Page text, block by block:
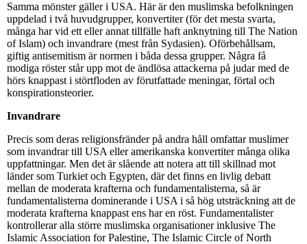
Samma mönster gäller i USA. Här är den muslimska befolkningen
uppdelad i två huvudgrupper, konvertiter (för det mesta svarta,
många har vid ett eller annat tillfälle haft anknytning till The Nation
of Islam) och invandrare (mest från Sydasien). Oförbehållsam,
giftig antisemitism är normen i båda dessa grupper. Några få
modiga röster står upp mot de ändlösa attackerna på judar med de
hörs knappast i störtfloden av förutfattade meningar, förtal och
konspirationsteorier.
Invandrare
Precis som deras religionsfränder på andra håll omfattar muslimer
som invandrar till USA eller amerikanska konvertiter många olika
uppfattningar. Men det är slående att notera att till skillnad mot
länder som Turkiet och Egypten, där det finns en livlig debatt
mellan de moderata krafterna och fundamentalisterna, så är
fundamentalisterna dominerande i USA i så hög utsträckning att de
moderata krafterna knappast ens har en röst. Fundamentalister
kontrollerar alla större muslimska organisationer inklusive The
Islamic Association for Palestine, The Islamic Circle of North